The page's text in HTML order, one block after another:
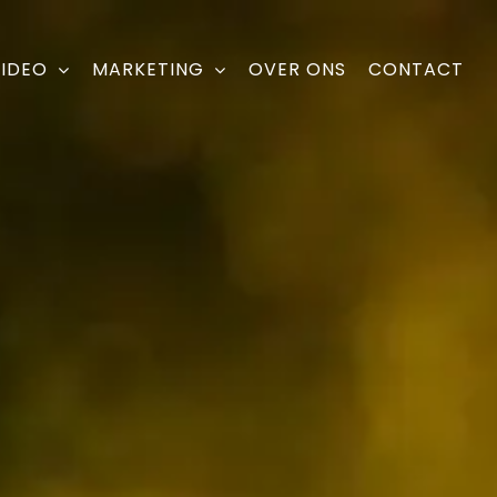
MARKETING OVER ONS CONTACT